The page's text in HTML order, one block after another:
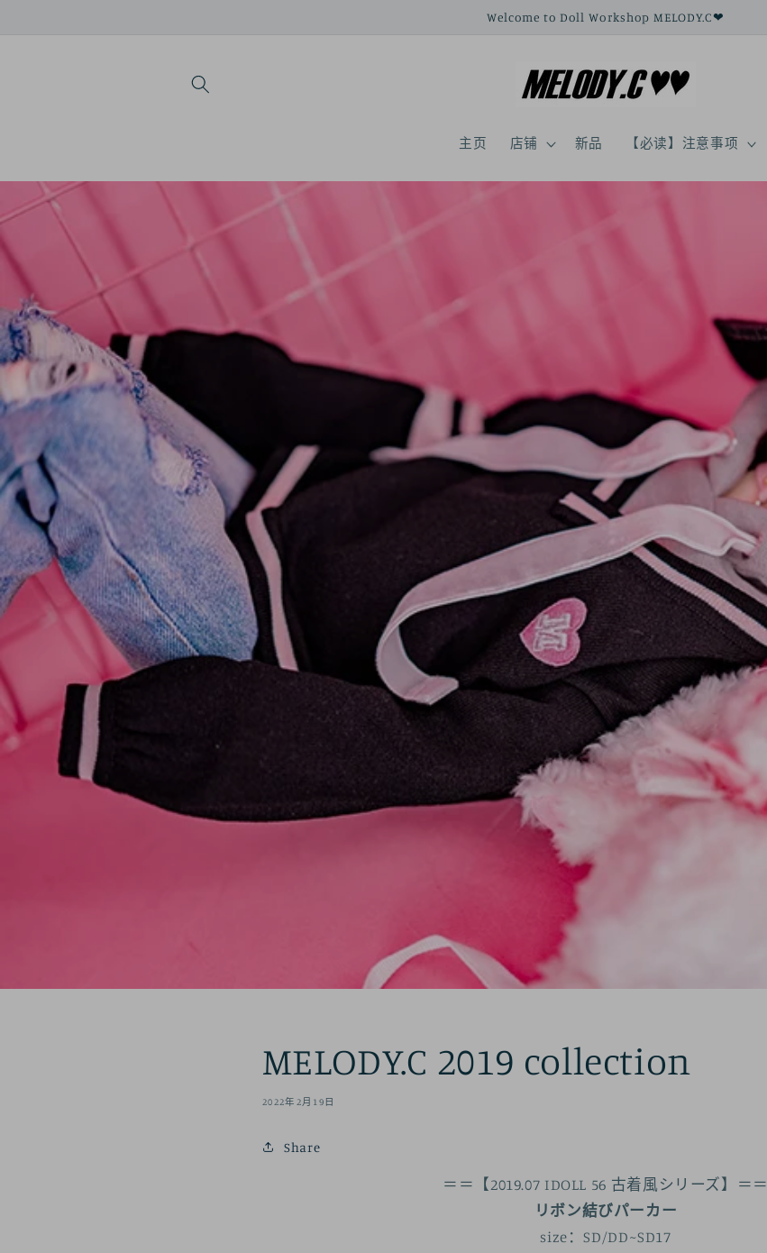
Welcome to Doll Workshop MELODY.C❤
主页 店铺 新品 【必读】注意事项
MELODY.C 2019 collection
2022年2月19日
Share
＝＝【2019.07 IDOLL 56 古着風シリーズ】＝＝
リボン結びパーカー
size：SD/DD~SD17